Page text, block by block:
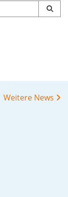
Weitere News